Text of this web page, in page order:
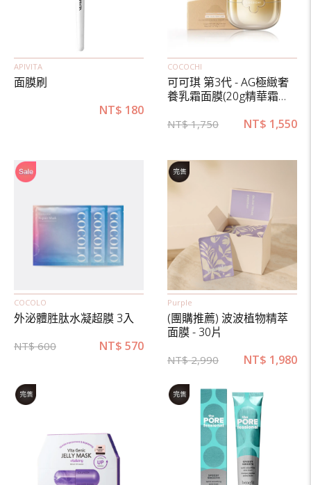
APIVITA
面膜刷
NT$ 180
COCOCHI
可可琪 第3代 - AG極緻奢
養乳霜面膜(20g精華霜
NT$1,750 NT$ 1,550
COCOLO
外泌體胜肽水凝超膜 3入
NT$600 NT$ 570
Purple
(團購推薦) 波波植物精萃
面膜 - 30片
NT$2,990 NT$ 1,980